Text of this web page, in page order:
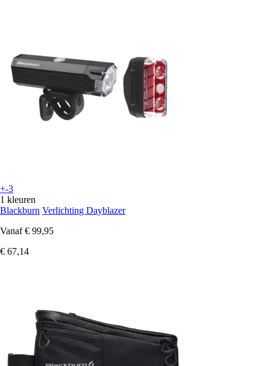
+-3
1 kleuren
Blackburn Verlichting Dayblazer
Vanaf € 99,95
€ 67,14